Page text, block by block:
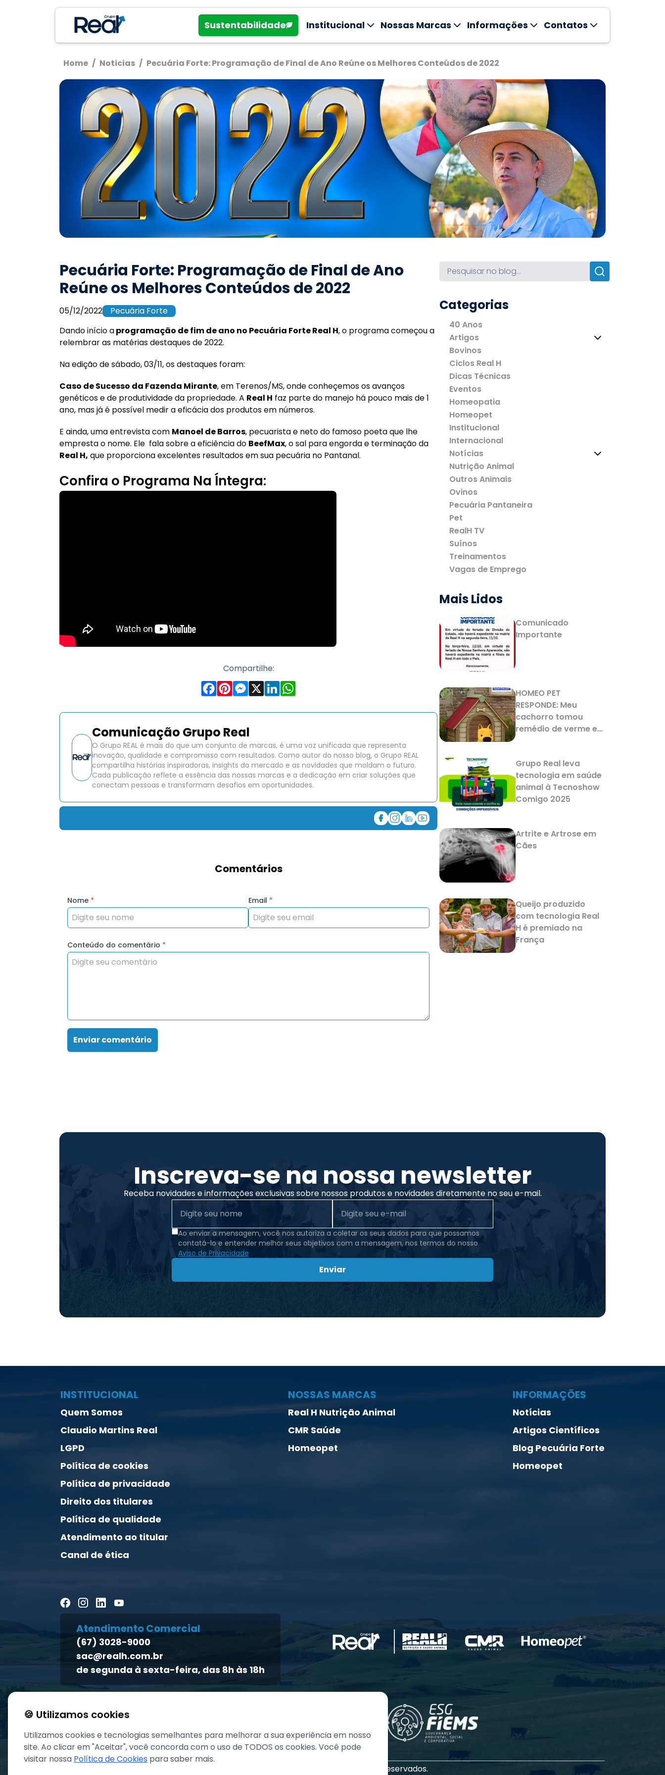
Sustentabilidade Institucional Nossas Marcas Informações Contatos
Home / Noticias / Pecuária Forte: Programação de Final de Ano Reúne os Melhores Conteúdos de 2022
Pecuária Forte: Programação de Final de Ano
Reúne os Melhores Conteúdos de 2022
05/12/2022
Pecuária Forte
Dando início aprogramação de fim de ano no Pecuária Forte Real H, o programa começou a
relembrar as matérias destaques de 2022.
Na edição de sábado, 03/11, os destaques foram:
Caso de Sucesso da Fazenda Mirante, em Terenos/MS, onde conheçemos os avanços
genéticos e de produtividade da propriedade. A Real H faz parte do manejo há pouco mais de 1
ano, mas já é possível medir a eficácia dos produtos em números.
E ainda, uma entrevista com Manoel de Barros, pecuarista e neto do famoso poeta que lhe
empresta o nome. Ele fala sobre a eficiência do BeefMax, o sal para engorda e terminação da
Real H, que proporciona excelentes resultados em sua pecuária no Pantanal.
Confira o Programa Na Íntegra:
Compartilhe:
Comunicação Grupo Real
O Grupo REAL é mais do que um conjunto de marcas, é uma voz unificada que representa
inovação, qualidade e compromisso com resultados. Como autor do nosso blog, o Grupo REAL
compartilha histórias inspiradoras, insights do mercado e as novidades que moldam o futuro.
Cada publicação reflete a essência das nossas marcas e a dedicação em criar soluções que
conectam pessoas e transformam desafios em oportunidades.
Comentários
Nome * Email *
Conteúdo do comentário *
Enviar comentário
Categorias
40 Anos
Artigos
Bovinos
Ciclos Real H
Dicas Técnicas
Eventos
Homeopatia
Homeopet
Institucional
Internacional
Notícias
Nutrição Animal
Outros Animais
Ovinos
Pecuária Pantaneira
Pet
RealH TV
Suínos
Treinamentos
Vagas de Emprego
Mais Lidos
Comunicado
Importante
HOMEO PET
RESPONDE: Meu
cachorro tomou
remédio de verme e
normal?
Grupo Real leva
tecnologia em saúde
animal à Tecnoshow
Comigo 2025
Artrite e Artrose em
Cães
Queijo produzido
com tecnologia Real
H é premiado na
França
Inscreva-se na nossa newsletter
Receba novidades e informações exclusivas sobre nossos produtos e novidades diretamente no seu e-mail.
Ao enviar a mensagem, você nos autoriza a coletar os seus dados para que possamos
contatá-lo e entender melhor seus objetivos com a mensagem, nos termos do nosso
Aviso de Privacidade
Enviar
INSTITUCIONAL
Quem Somos
Claudio Martins Real
LGPD
Política de cookies
Política de privacidade
Direito dos titulares
Política de qualidade
Atendimento ao titular
Canal de ética
NOSSAS MARCAS
Real H Nutrição Animal
CMR Saúde
Homeopet
INFORMAÇÕES
Notícias
Artigos Científicos
Blog Pecuária Forte
Homeopet
Atendimento Comercial
(67) 3028-9000
sac@realh.com.br
de segunda à sexta-feira, das 8h às 18h
Grupo REAL. Todos os direitos reservados.
🍪 Utilizamos cookies
Utilizamos cookies e tecnologias semelhantes para melhorar a sua experiência em nosso
site. Ao clicar em "Aceitar", você concorda com o uso de TODOS os cookies. Você pode
visitar nossa Política de Cookies para saber mais.